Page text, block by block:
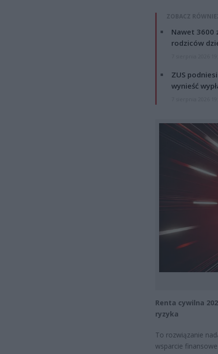
ZOBACZ
Nawet 3600
rodziców
ZUS
wynieść
Renta cywilna
ryzyka
To rozwiązanie
wsparcie